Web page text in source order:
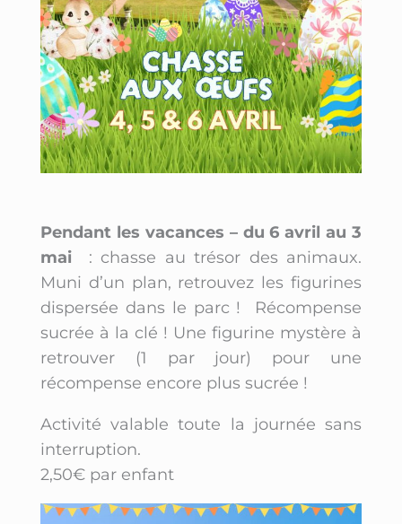
Pendant les vacances – du 6 avril au 3
mai: chasse au trésor des animaux.
Muni d’un plan, retrouvez les figurines
dispersée dans le parc ! Récompense
sucrée à la clé ! Une figurine mystère à
retrouver (1 par jour) pour une
récompense encore plus sucrée !
Activité valable toute la journée sans
interruption.
2,50€ par enfant